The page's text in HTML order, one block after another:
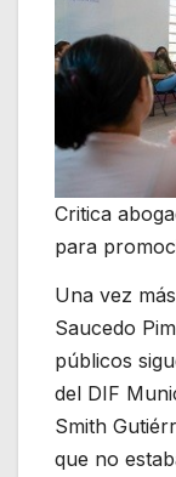
Critica
para
Una vez
Saucedo
públicos
del DIF
Smith
que no